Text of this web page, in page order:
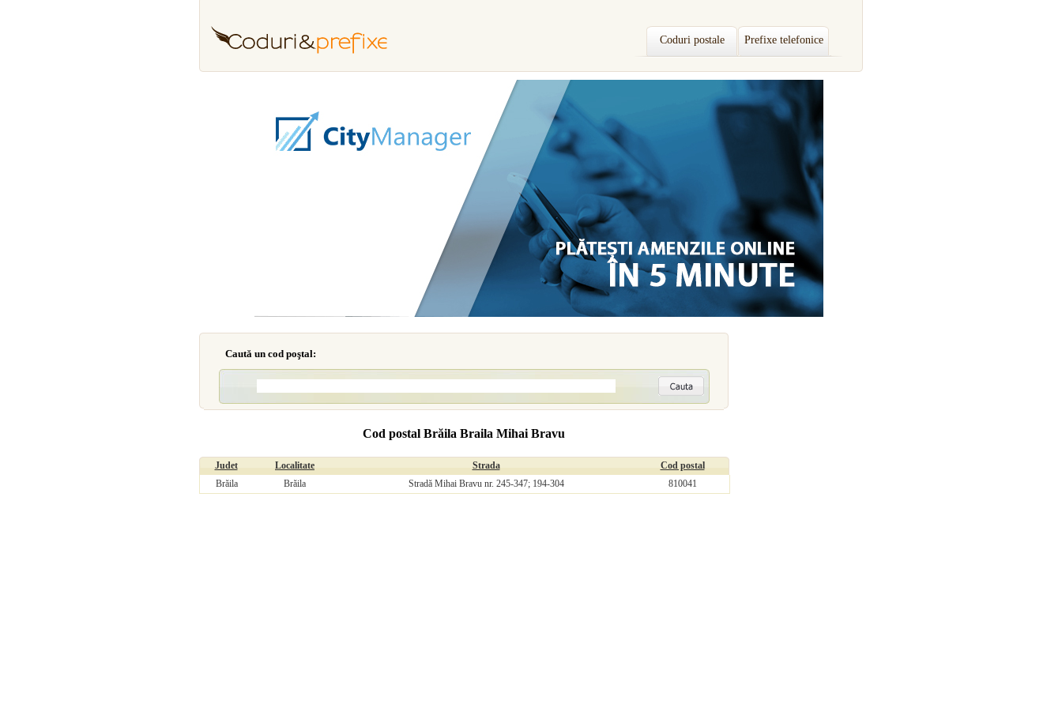
Coduri postale Prefixe telefonice
Caută un cod poştal:
Cod postal Brăila Braila Mihai Bravu
Judet Localitate Strada
Cod postal
Brăila
Brăila Stradă Mihai Bravu nr. 245-347; 194-304 810041